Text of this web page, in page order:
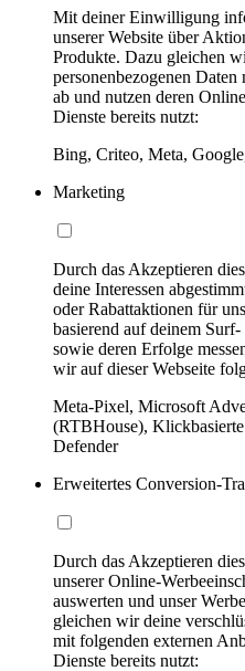
Mit deiner Einwilligung
unserer Website über
Produkte. Dazu gleichen
personenbezogenen
ab und nutzen deren
Dienste bereits nutzt:
Bing, Criteo, Meta,
Marketing
Durch das Akzeptieren
deine Interessen
oder Rabattaktionen für
basierend auf deinem
sowie deren Erfolge
wir auf dieser Webseite
Meta-Pixel, Microsoft
(RTBHouse),
Defender
Erweitertes Conversion-
Durch das Akzeptieren
unserer Online-
auswerten und unser
gleichen wir deine
mit folgenden externen
Dienste bereits nutzt: